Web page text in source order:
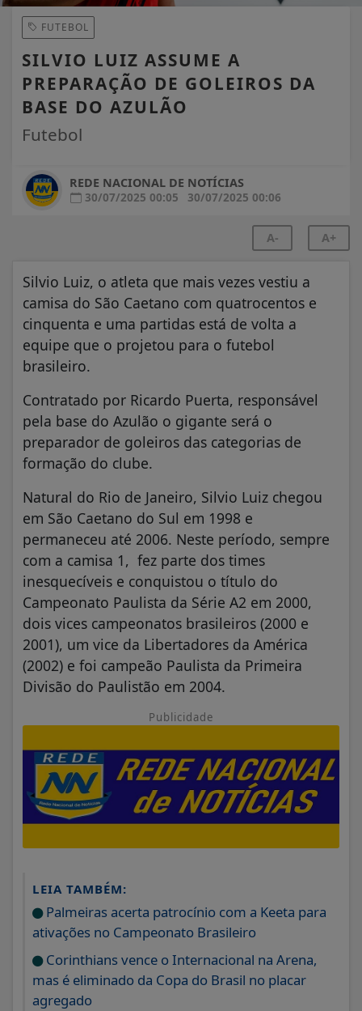
FUTEBOL
SILVIO LUIZ ASSUME A
PREPARAÇÃO DE GOLEIROS DA
BASE DO AZULÃO
Futebol
REDE NACIONAL DE NOTÍCIAS
30/07/2025 00:05
30/07/2025 00:06
A- A+
Silvio Luiz, o atleta que mais vezes vestiu a
camisa do São Caetano com quatrocentos e
cinquenta e uma partidas está de volta a
equipe que o projetou para o futebol
brasileiro.
Contratado por Ricardo Puerta, responsável
pela base do Azulão o gigante será o
preparador de goleiros das categorias de
formação do clube.
Natural do Rio de Janeiro, Silvio Luiz chegou
em São Caetano do Sul em 1998 e
permaneceu até 2006. Neste período, sempre
com a camisa 1, fez parte dos times
inesquecíveis e conquistou o título do
Campeonato Paulista da Série A2 em 2000,
dois vices campeonatos brasileiros (2000 e
2001), um vice da Libertadores da América
(2002) e foi campeão Paulista da Primeira
Divisão do Paulistão em 2004.
Publicidade
LEIA TAMBÉM:
Palmeiras acerta patrocínio com a Keeta para
ativações no Campeonato Brasileiro
Corinthians vence o Internacional na Arena,
mas é eliminado da Copa do Brasil no placar
agregado